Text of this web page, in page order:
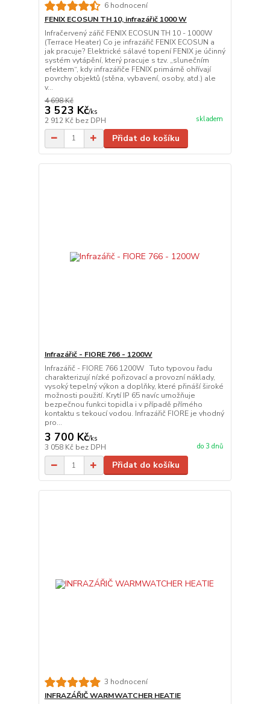
6 hodnocení
FENIX ECOSUN TH 10, infrazářič 1000 W
Infračervený zářič FENIX ECOSUN TH 10 - 1000W
(Terrace Heater) Co je infrazářič FENIX ECOSUN a
jak pracuje? Elektrické sálavé topení FENIX je účinný
systém vytápění, který pracuje s tzv. „slunečním
efektem“, kdy infrazářiče FENIX primárně ohřívají
povrchy objektů (stěna, vybavení, osoby, atd.) ale
v...
4 698 Kč
3 523 Kč/ks
2 912 Kč bez DPH skladem
Přidat do košíku
Infrazářič - FIORE 766 - 1200W
Infrazářič - FIORE 766 1200W Tuto typovou řadu
charakterizují nízké pořizovací a provozní náklady,
vysoký tepelný výkon a doplňky, které přináší široké
možnosti použití. Krytí IP 65 navíc umožňuje
bezpečnou funkci topidla i v případě přímého
kontaktu s tekoucí vodou. Infrazářič FIORE je vhodný
pro...
3 700 Kč/ks
3 058 Kč bez DPH do 3 dnů
Přidat do košíku
3 hodnocení
INFRAZÁŘIČ WARMWATCHER HEATIE